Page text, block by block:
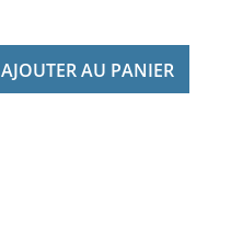
AJOUTER AU PANIER